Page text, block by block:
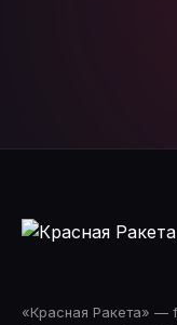
«Красная Ракета» —